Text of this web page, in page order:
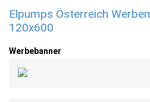
Elpumps Österreich
120x600
Werbebanner